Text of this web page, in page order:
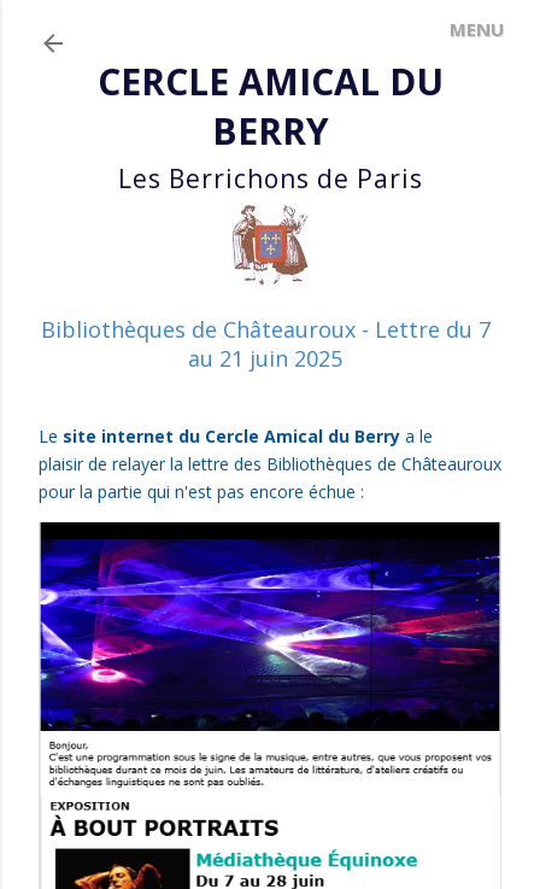
CERCLE AMICAL DU
BERRY
Les Berrichons de Paris
Bibliothèques de Châteauroux - Lettre du 7
au 21 juin 2025
Le site internet du Cercle Amical du Berry a le
plaisir de relayer la lettre des Bibliothèques de Châteauroux
pour la partie qui n'est pas encore échue :